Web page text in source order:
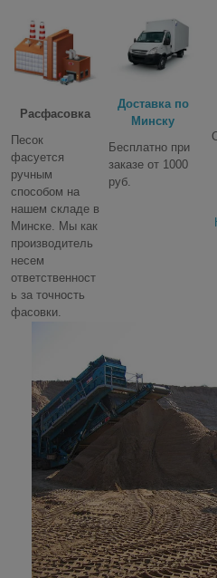
Расфасовка
Песок
фасуется
ручным
способом на
нашем складе в
Минске. Мы как
производитель
несем
ответственност
ь за точность
фасовки.
Доставка по
Минску
Бесплатно при
заказе от 1000
руб.